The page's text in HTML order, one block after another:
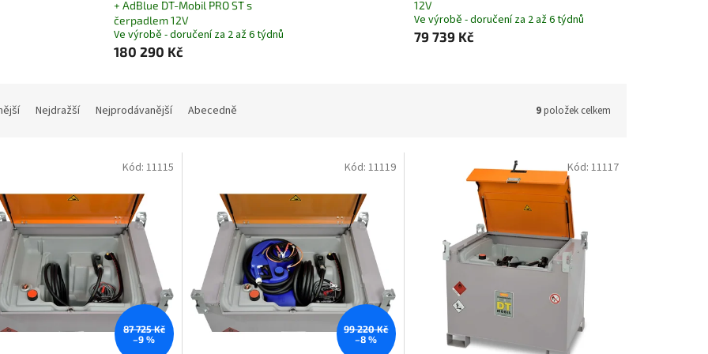
+ AdBlue DT-Mobil PRO ST s
čerpadlem 12V
Ve výrobě - doručení za 2 až 6 týdnů
180 290 Kč
12V
Ve výrobě - doručení za 2 až 6 týdnů
79 739 Kč
Nejdražší Nejprodávanější Abecedně 9položek celkem
87 725 Kč
–9 %
Kód: 11115
99 220 Kč
–8 %
Kód: 11119 Kód: 11117